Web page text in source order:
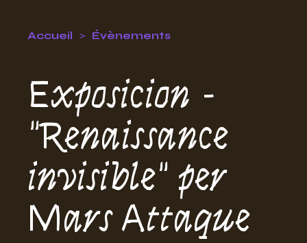
Accueil Évènements
Exposicion -
"Renaissance
invisible" per
Mars Attaque